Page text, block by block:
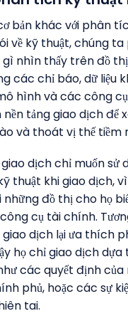
bản khác với phân
về kỹ thuật, chúng
nhìn thấy trên đồ
các chỉ báo, dữ liệu
hình và các công
tảng giao dịch để
và thoát vị thế tiềm
dịch chỉ muốn sử
thuật khi giao dịch, vì
những đồ thị cho họ
cụ tài chính.
giao dịch lại ưa thích
họ chỉ giao dịch
các quyết định
phủ, hoặc các sự
tai.